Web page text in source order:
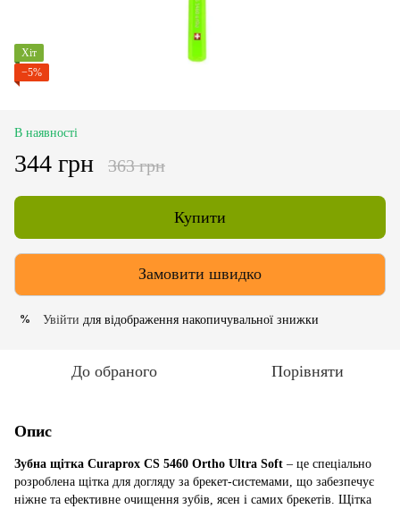
Хіт
−5%
В наявності
344 грн 363 грн
Купити
Замовити швидко
% Увійти для відображення накопичувальної знижки
До обраного Порівняти
Опис
Зубна щітка Curaprox CS 5460 Ortho Ultra Soft – це спеціально
розроблена щітка для догляду за брекет-системами, що забезпечує
ніжне та ефективне очищення зубів, ясен і самих брекетів. Щітка